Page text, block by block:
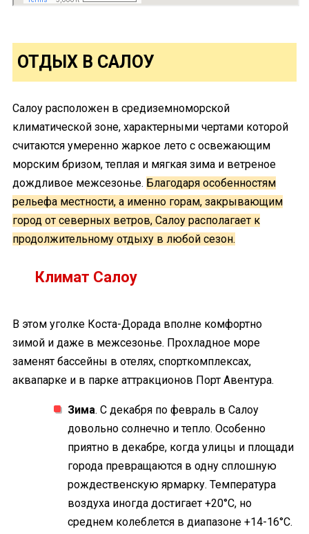
ОТДЫХ В САЛОУ
Салоу расположен в средиземноморской
климатической зоне, характерными чертами которой
считаются умеренно жаркое лето с освежающим
морским бризом, теплая и мягкая зима и ветреное
дождливое межсезонье. Благодаря особенностям
рельефа местности, а именно горам, закрывающим
город от северных ветров, Салоу располагает к
продолжительному отдыху в любой сезон.
Климат Салоу
В этом уголке Коста-Дорада вполне комфортно
зимой и даже в межсезонье. Прохладное море
заменят бассейны в отелях, спорткомплексах,
аквапарке и в парке аттракционов Порт Авентура.
Зима. С декабря по февраль в Салоу
довольно солнечно и тепло. Особенно
приятно в декабре, когда улицы и площади
города превращаются в одну сплошную
рождественскую ярмарку. Температура
воздуха иногда достигает +20°C, но
среднем колеблется в диапазоне +14-16°C.